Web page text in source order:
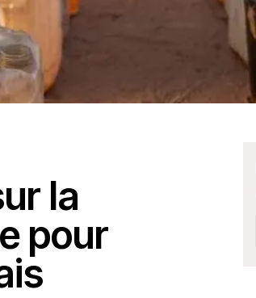
la
pour